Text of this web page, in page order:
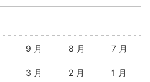
9 月 8 月 7 月
3 月 2 月 1 月